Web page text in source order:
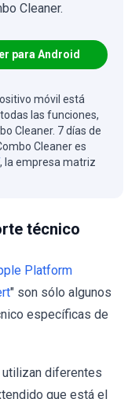
Cleaner.
para Android
móvil está
las funciones,
Cleaner. 7 días de
Cleaner es
, la empresa matriz
técnico
Platform
" son sólo algunos
específicas de
utilizan diferentes
que está el